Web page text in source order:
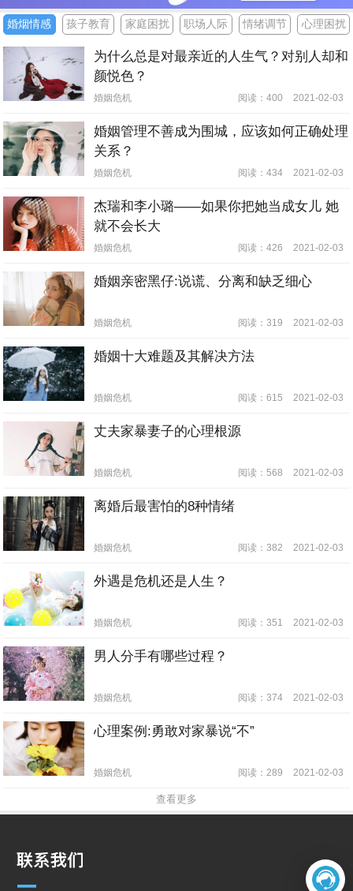
婚烟情感 孩子教育 家庭困扰 职场人际 情绪调节 心理困扰
为什么总是对最亲近的人生气？对别人却和
颜悦色？
婚姻危机 阅读：400 2021-02-03
婚姻管理不善成为围城，应该如何正确处理
关系？
婚姻危机 阅读：434 2021-02-03
杰瑞和李小璐——如果你把她当成女儿 她
就不会长大
婚姻危机 阅读：426 2021-02-03
婚姻亲密黑仔:说谎、分离和缺乏细心
婚姻危机 阅读：319 2021-02-03
婚姻十大难题及其解决方法
婚姻危机 阅读：615 2021-02-03
丈夫家暴妻子的心理根源
婚姻危机 阅读：568 2021-02-03
离婚后最害怕的8种情绪
婚姻危机 阅读：382 2021-02-03
外遇是危机还是人生？
婚姻危机 阅读：351 2021-02-03
男人分手有哪些过程？
婚姻危机 阅读：374 2021-02-03
心理案例:勇敢对家暴说“不”
婚姻危机 阅读：289 2021-02-03
查看更多